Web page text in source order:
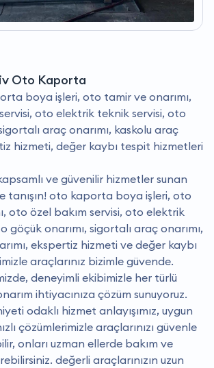
Oto Kaporta
boya işleri, oto tamir ve onarımı,
oto elektrik teknik servisi, oto
araç onarımı, kaskolu araç
hizmeti, değer kaybı tespit hizmetleri
ve güvenilir hizmetler sunan
tanışın! oto kaporta boya işleri, oto
oto özel bakım servisi, oto elektrik
göçük onarımı, sigortalı araç onarımı,
ekspertiz hizmeti ve değer kaybı
araçlarınız bizimle güvende.
deneyimli ekibimizle her türlü
ihtiyacınıza çözüm sunuyoruz.
odaklı hizmet anlayışımız, uygun
çözümlerimizle araçlarınızı güvenle
onları uzman ellerde bakım ve
değerli araçlarınızın uzun